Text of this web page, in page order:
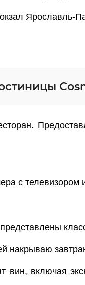
Ярославль-
с
накрываю
вин, включая